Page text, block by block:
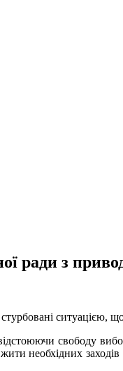
ради з
ситуацією,
свободу
необхідних